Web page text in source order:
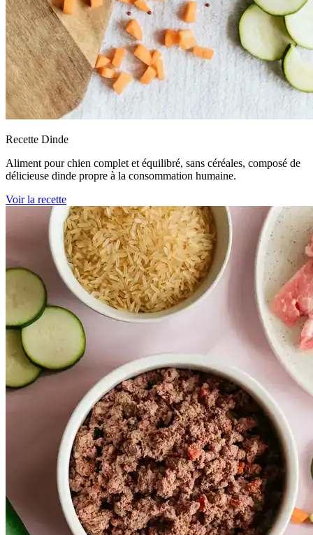
Recette Dinde
Aliment pour chien complet et équilibré, sans céréales, composé de
délicieuse dinde propre à la consommation humaine.
Voir la recette